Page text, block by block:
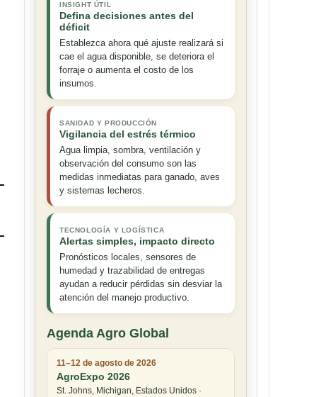
INSIGHT ÚTIL
Defina decisiones antes del
déficit
Establezca ahora qué ajuste realizará si
cae el agua disponible, se deteriora el
forraje o aumenta el costo de los
insumos.
SANIDAD Y PRODUCCIÓN
Vigilancia del estrés térmico
Agua limpia, sombra, ventilación y
observación del consumo son las
medidas inmediatas para ganado, aves
y sistemas lecheros.
TECNOLOGÍA Y LOGÍSTICA
Alertas simples, impacto directo
Pronósticos locales, sensores de
humedad y trazabilidad de entregas
ayudan a reducir pérdidas sin desviar la
atención del manejo productivo.
Agenda Agro Global
11–12 de agosto de 2026
AgroExpo 2026
St. Johns, Michigan, Estados Unidos ·